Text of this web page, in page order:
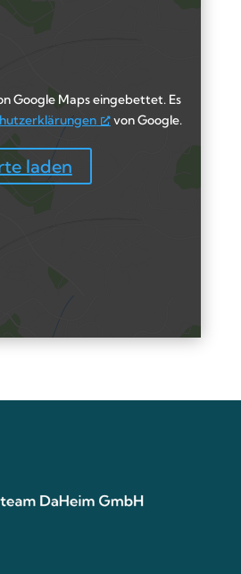
Google Maps eingebettet. Es
von Google.
laden